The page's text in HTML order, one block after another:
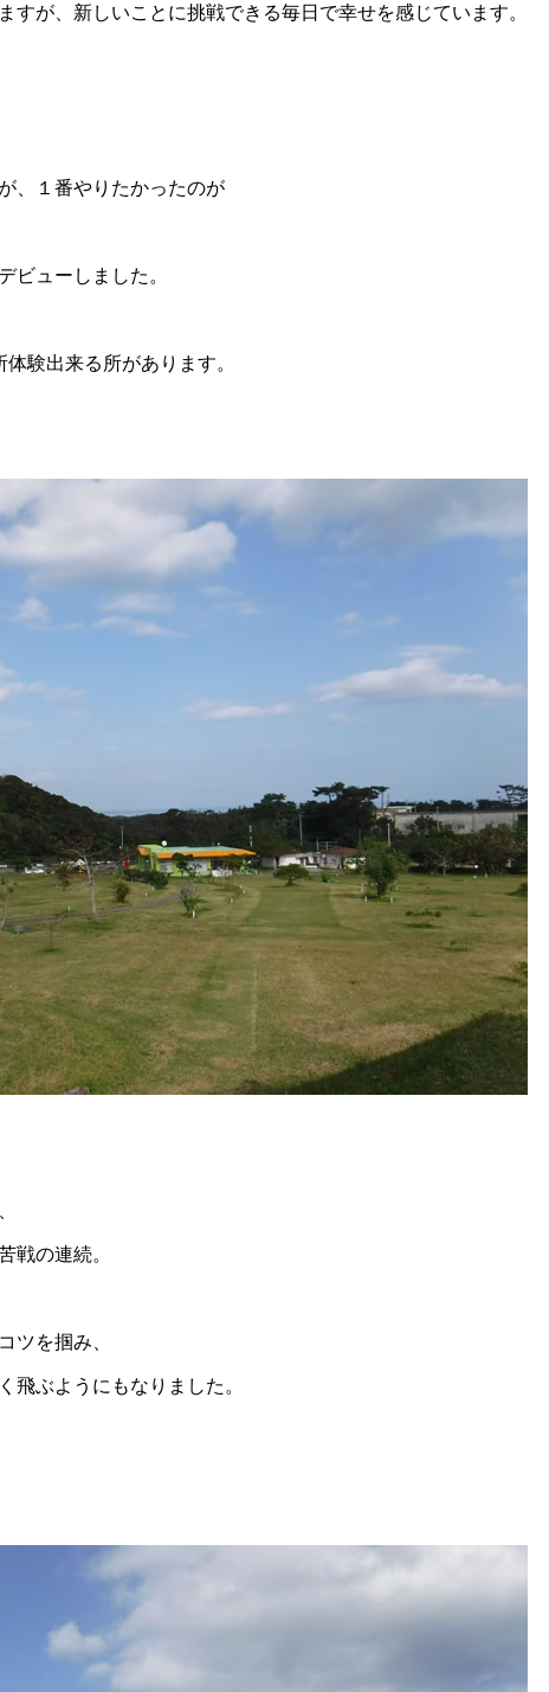
すが、新しいことに挑戦できる毎日で幸せを感じています。
、１番やりたかったのが
ビューしました。
験出来る所があります。
戦の連続。
ツを掴み、
飛ぶようにもなりました。